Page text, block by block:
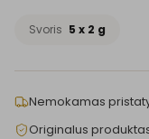
Svoris 5 x 2 g
Nemokamas
Originalus